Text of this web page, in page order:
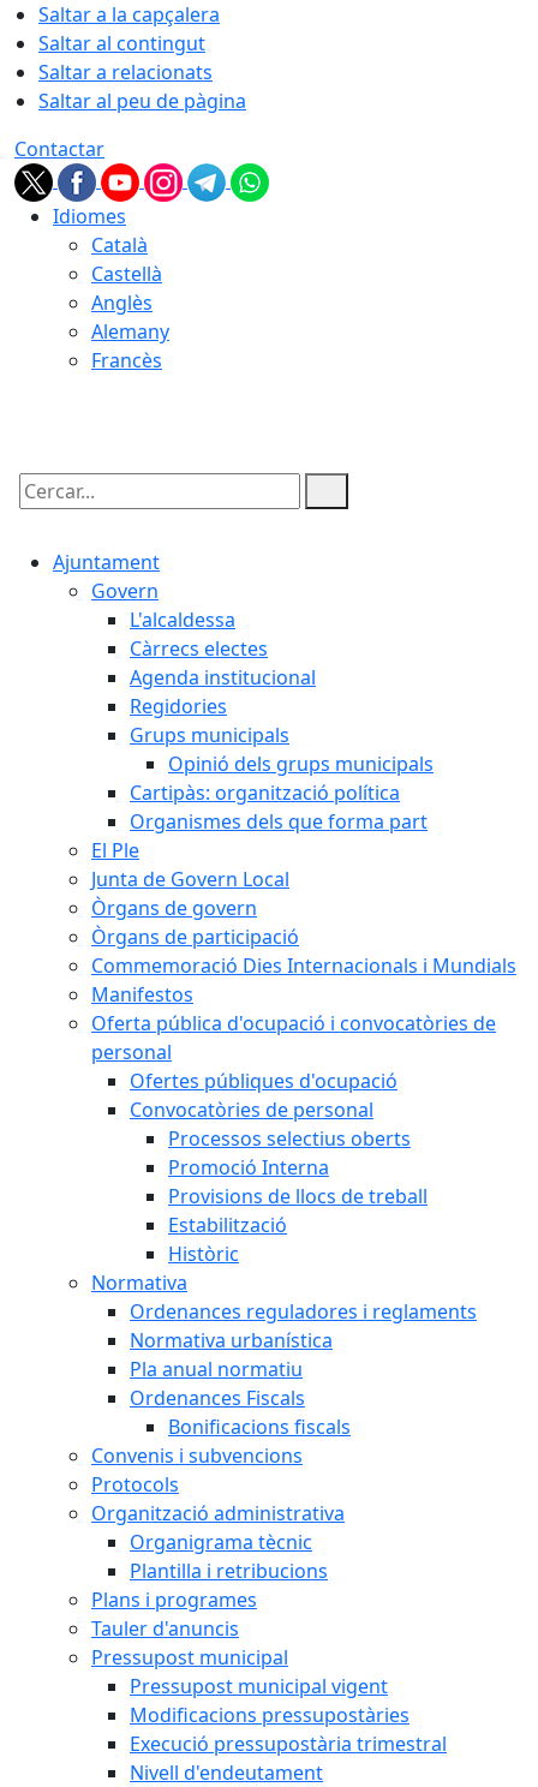
Saltar a la capçalera
Saltar al contingut
Saltar a relacionats
Saltar al peu de pàgina
Contactar
Idiomes
Català
Castellà
Anglès
Alemany
Francès
Cercar:
Ajuntament
Govern
L'alcaldessa
Càrrecs electes
Agenda institucional
Regidories
Grups municipals
Opinió dels grups municipals
Cartipàs: organització política
Organismes dels que forma part
El Ple
Junta de Govern Local
Òrgans de govern
Òrgans de participació
Commemoració Dies Internacionals i Mundials
Manifestos
Oferta pública d'ocupació i convocatòries de
personal
Ofertes públiques d'ocupació
Convocatòries de personal
Processos selectius oberts
Promoció Interna
Provisions de llocs de treball
Estabilització
Històric
Normativa
Ordenances reguladores i reglaments
Normativa urbanística
Pla anual normatiu
Ordenances Fiscals
Bonificacions fiscals
Convenis i subvencions
Protocols
Organització administrativa
Organigrama tècnic
Plantilla i retribucions
Plans i programes
Tauler d'anuncis
Pressupost municipal
Pressupost municipal vigent
Modificacions pressupostàries
Execució pressupostària trimestral
Nivell d'endeutament